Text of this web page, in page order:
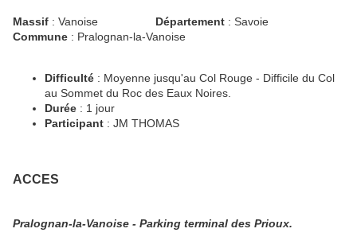
Massif : Vanoise Département : Savoie
Commune : Pralognan-la-Vanoise
Difficulté : Moyenne jusqu'au Col Rouge - Difficile du Col
au Sommet du Roc des Eaux Noires.
Durée : 1 jour
Participant : JM THOMAS
ACCES
Pralognan-la-Vanoise - Parking terminal des Prioux.